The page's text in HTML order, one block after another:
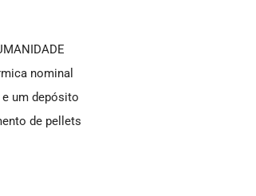
nominal
um depósito
de pellets